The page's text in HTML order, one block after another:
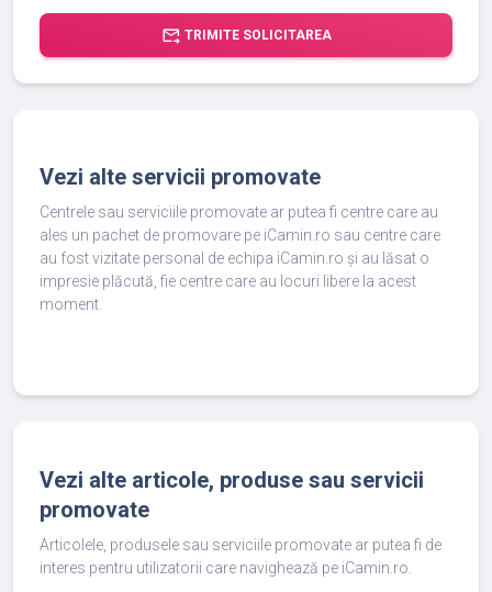
forward_to_inbox TRIMITE SOLICITAREA
Vezi alte servicii promovate
Centrele sau serviciile promovate ar putea fi centre care au
ales un pachet de promovare pe iCamin.ro sau centre care
au fost vizitate personal de echipa iCamin.ro și au lăsat o
impresie plăcută, fie centre care au locuri libere la acest
moment.
Vezi alte articole, produse sau servicii
promovate
Articolele, produsele sau serviciile promovate ar putea fi de
interes pentru utilizatorii care navighează pe iCamin.ro.